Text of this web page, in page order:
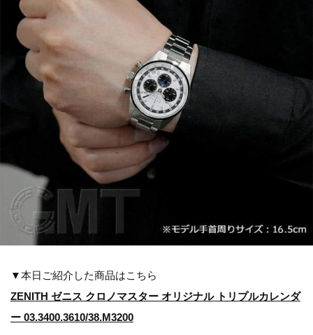
▼本日ご紹介した商品はこちら
ZENITH ゼニス クロノマスター オリジナル トリプルカレンダ
ー 03.3400.3610/38.M3200